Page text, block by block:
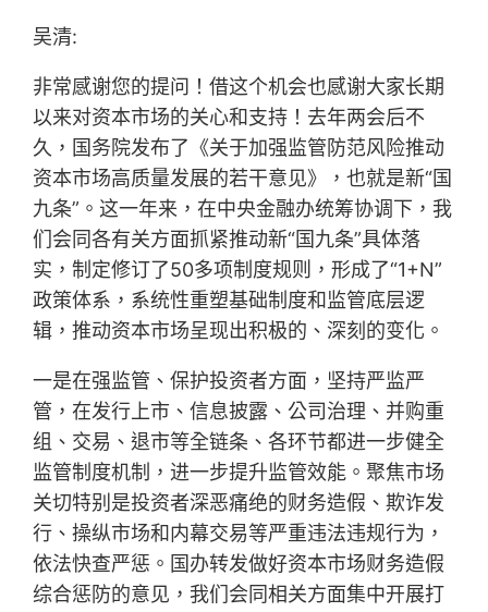
吴清:
非常感谢您的提问！借这个机会也感谢大家长期
以来对资本市场的关心和支持！去年两会后不
久，国务院发布了《关于加强监管防范风险推动
资本市场高质量发展的若干意见》，也就是新“国
九条”。这一年来，在中央金融办统筹协调下，我
们会同各有关方面抓紧推动新“国九条”具体落
实，制定修订了50多项制度规则，形成了“1+N”
政策体系，系统性重塑基础制度和监管底层逻
辑，推动资本市场呈现出积极的、深刻的变化。
一是在强监管、保护投资者方面，坚持严监严
管，在发行上市、信息披露、公司治理、并购重
组、交易、退市等全链条、各环节都进一步健全
监管制度机制，进一步提升监管效能。聚焦市场
关切特别是投资者深恶痛绝的财务造假、欺诈发
行、操纵市场和内幕交易等严重违法违规行为，
依法快查严惩。国办转发做好资本市场财务造假
综合惩防的意见，我们会同相关方面集中开展打